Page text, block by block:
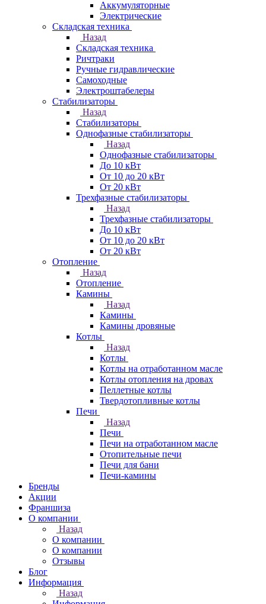
Аккумуляторные
Электрические
Складская техника
Назад
Складская техника
Ричтраки
Ручные гидравлические
Самоходные
Электроштабелеры
Стабилизаторы
Назад
Стабилизаторы
Однофазные стабилизаторы
Назад
Однофазные стабилизаторы
До 10 кВт
От 10 до 20 кВт
От 20 кВт
Трехфазные стабилизаторы
Назад
Трехфазные стабилизаторы
До 10 кВт
От 10 до 20 кВт
От 20 кВт
Отопление
Назад
Отопление
Камины
Назад
Камины
Камины дровяные
Котлы
Назад
Котлы
Котлы на отработанном масле
Котлы отопления на дровах
Пеллетные котлы
Твердотопливные котлы
Печи
Назад
Печи
Печи на отработанном масле
Отопительные печи
Печи для бани
Печи-камины
Бренды
Акции
Франшиза
О компании
Назад
О компании
О компании
Отзывы
Блог
Информация
Назад